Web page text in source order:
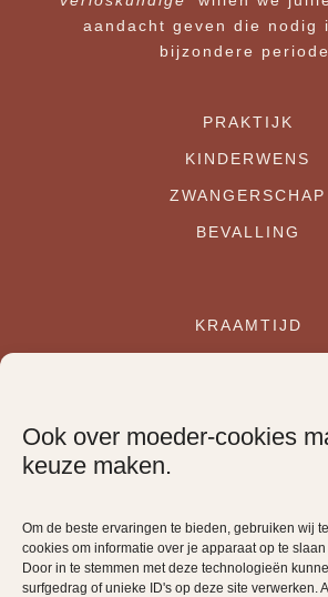
Ook over moeder-cookies
keuze maken.
Om de beste ervaringen te bieden, gebruiken wij
cookies om informatie over je apparaat op te
Door in te stemmen met deze technologieën
surfgedrag of unieke ID's op deze site verwerken.
aandacht geven die nodig
bijzondere periode.
PRAKTIJK
KINDERWENS
ZWANGERSCHAP
BEVALLING
KRAAMTIJD
LINKS